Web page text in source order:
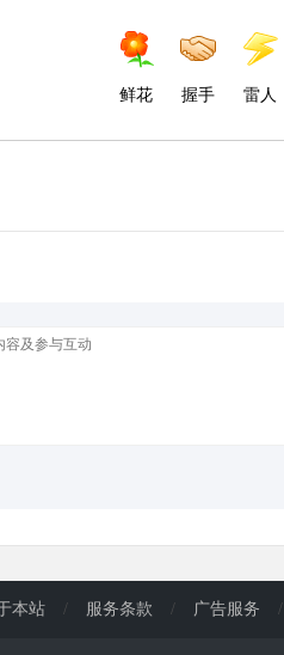
鲜花 握手 雷人
本站 / 服务条款 / 广告服务 /